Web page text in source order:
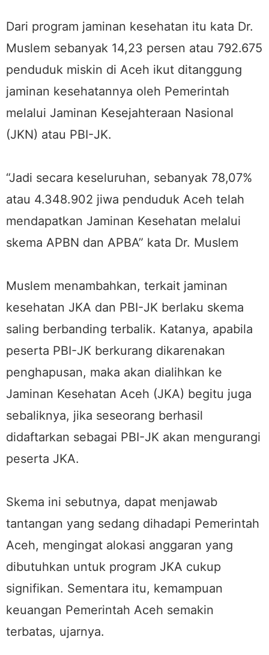
Dari program jaminan kesehatan itu kata Dr.
Muslem sebanyak 14,23 persen atau 792.675
penduduk miskin di Aceh ikut ditanggung
jaminan kesehatannya oleh Pemerintah
melalui Jaminan Kesejahteraan Nasional
(JKN) atau PBI-JK.
“Jadi secara keseluruhan, sebanyak 78,07%
atau 4.348.902 jiwa penduduk Aceh telah
mendapatkan Jaminan Kesehatan melalui
skema APBN dan APBA” kata Dr. Muslem
Muslem menambahkan, terkait jaminan
kesehatan JKA dan PBI-JK berlaku skema
saling berbanding terbalik. Katanya, apabila
peserta PBI-JK berkurang dikarenakan
penghapusan, maka akan dialihkan ke
Jaminan Kesehatan Aceh (JKA) begitu juga
sebaliknya, jika seseorang berhasil
didaftarkan sebagai PBI-JK akan mengurangi
peserta JKA.
Skema ini sebutnya, dapat menjawab
tantangan yang sedang dihadapi Pemerintah
Aceh, mengingat alokasi anggaran yang
dibutuhkan untuk program JKA cukup
signifikan. Sementara itu, kemampuan
keuangan Pemerintah Aceh semakin
terbatas, ujarnya.